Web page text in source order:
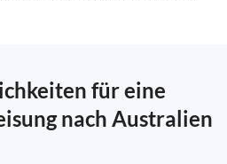
für eine
nach Australien